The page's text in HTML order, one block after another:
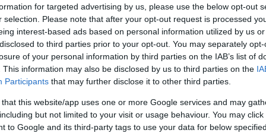
for targeted advertising by us, please use the below opt-out
selection. Please note that after your opt-out request is processed
interest-based ads based on personal information utilized by us
to third parties prior to your opt-out. You may separately
of your personal information by third parties on the IAB’s list of
This information may also be disclosed by us to third parties on the
Participants that may further disclose it to other third parties.
that this website/app uses one or more Google services and may
but not limited to your visit or usage behaviour. You may
to Google and its third-party tags to use your data for below
σε 525 Έλληνες εργοδότες
εταιρικές τους πρωτοβουλίες
για την ενίσχυση της γυναικείας
ρόλους.
να υποεκπροσωπούνται στους
επαγγελματικών/τεχνικών
είναι ελαφρώς υψηλότερα στο middle-
20:38
20:33
20:20